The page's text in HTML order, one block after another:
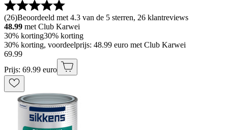
(26)Beoordeeld met 4.3 van de 5 sterren, 26 klantreviews
48.99 met Club Karwei
30% korting30% korting
30% korting, voordeelprijs: 48.99 euro met Club Karwei
69.99
Prijs: 69.99 euro